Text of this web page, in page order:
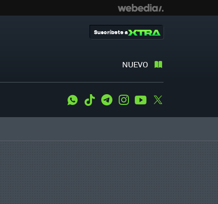
NUEVO
Suscríbete a
WhatsApp
Tiktok TelegramInstagramYoutube